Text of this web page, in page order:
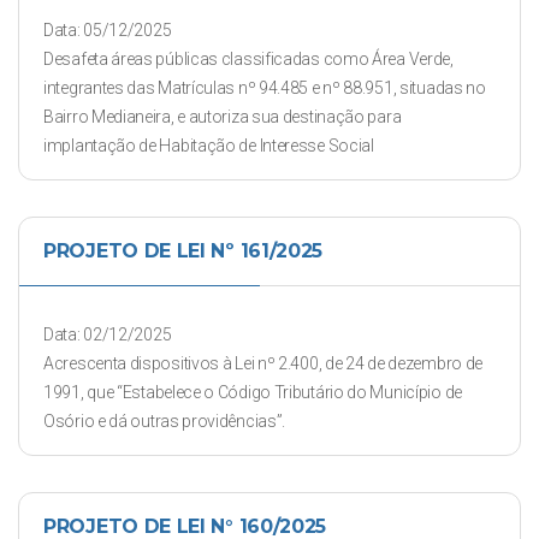
Data: 05/12/2025
Desafeta áreas públicas classificadas como Área Verde,
integrantes das Matrículas nº 94.485 e nº 88.951, situadas no
Bairro Medianeira, e autoriza sua destinação para
implantação de Habitação de Interesse Social
PROJETO DE LEI Nº 161/2025
Data: 02/12/2025
Acrescenta dispositivos à Lei nº 2.400, de 24 de dezembro de
1991, que “Estabelece o Código Tributário do Município de
Osório e dá outras providências”.
PROJETO DE LEI N° 160/2025